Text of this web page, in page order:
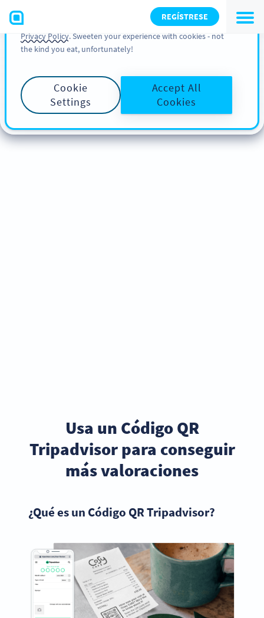
REGÍSTRESE
Usa un Código QR
Tripadvisor para conseguir
más valoraciones
¿Qué es un Código QR Tripadvisor?
You can also find more information about cookies, our
analytic activities and your rights in our Cookie Policy and
Privacy Policy. Sweeten your experience with cookies - not
the kind you eat, unfortunately!
Cookie
Settings
Accept All
Cookies